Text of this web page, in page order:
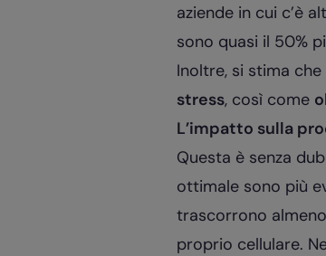
aziende in cui c’è
sono quasi il 50%
Inoltre, si stima che
stress, così come
L’impatto sulla
Questa è senza
ottimale sono più
trascorrono
proprio cellulare.